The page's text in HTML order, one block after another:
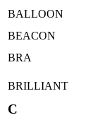
BALLOON
BEACON
BRA
BRILLIANT
C